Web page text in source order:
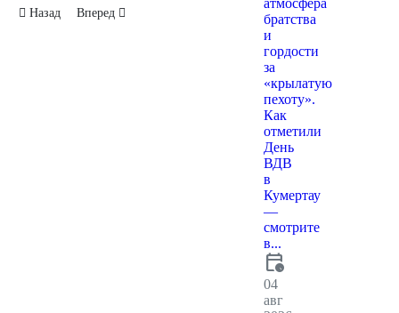
Предыдущий: В Кумертау отметили День строителя
Назад Следующий: Паралимпиец Ирек Зарипов встретился с
Вперед
братства
и
гордости
за
«крылатую
пехоту».
Как
отметили
День
ВДВ
в
Кумертау
—
смотрите
в...
calendar_clock
04
авг